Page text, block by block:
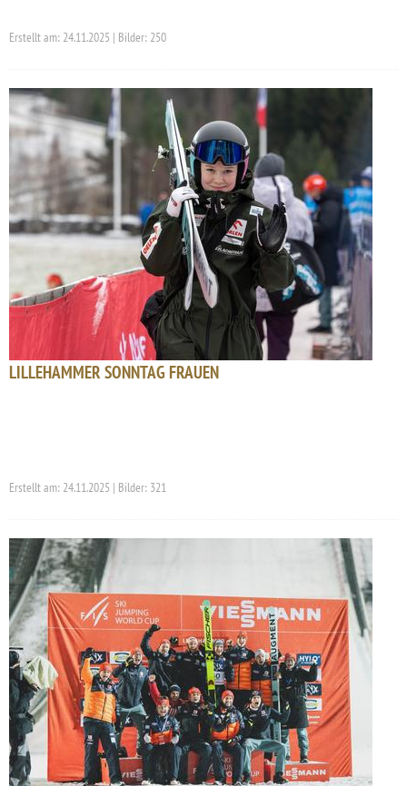
Erstellt am: 24.11.2025 | Bilder: 250
LILLEHAMMER SONNTAG FRAUEN
Erstellt am: 24.11.2025 | Bilder: 321